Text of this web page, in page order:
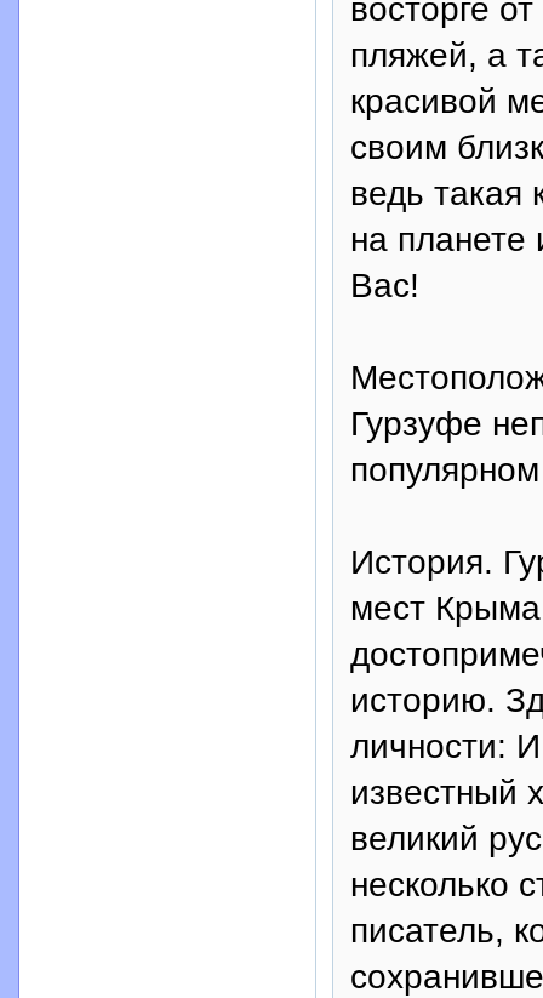
восторге
пляжей, а
красивой
своим
ведь такая
на
Вас!
Гурзуфе
История.
мест
историю.
личности:
известный
великий
несколько
писатель,